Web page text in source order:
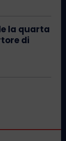
la quarta
di